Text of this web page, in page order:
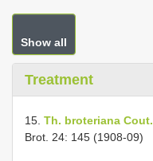
Show all
Treatment
15. Th. broteriana Cout.
Brot. 24: 145 (1908-09)